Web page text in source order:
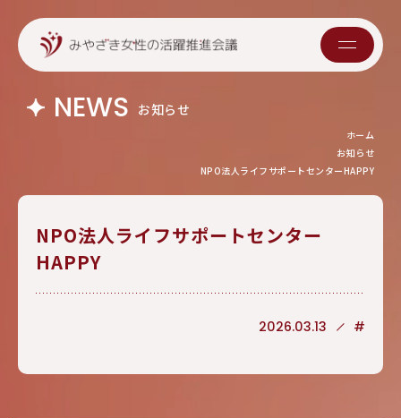
NEWS お知らせ
ホーム
お知らせ
NPO法人ライフサポートセンターHAPPY
NPO法人ライフサポートセンター
HAPPY
2026.03.13 #